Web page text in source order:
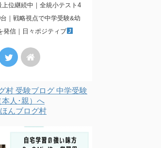
上位継続中｜全統小テスト4
｜戦略視点で中学受験&幼
発信｜日々ポジティブ
んブログ村